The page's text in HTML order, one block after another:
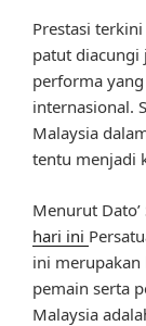
Prestasi
patut diacungi
performa
internasional.
Malaysia
tentu menjadi
Menurut
hari ini
ini merupakan
pemain serta
Malaysia